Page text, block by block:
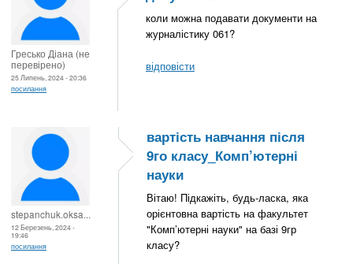
Гресько Діана (не
перевірено)
25 Липень, 2024 - 20:36
посилання
коли можна подавати документи на
журналістику 061?
відповісти
stepanchuk.oksa...
12 Березень, 2024 -
19:46
посилання
вартість навчання після
9го класу_Комп’ютерні
науки
Вітаю! Підкажіть, будь-ласка, яка
орієнтовна вартість на факультет
"Комп’ютерні науки" на базі 9гр
класу?